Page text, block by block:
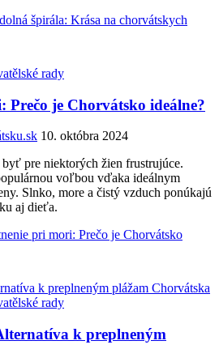
špirála: Krása na chorvátskych
rady
Prečo je Chorvátsko ideálne?
10. októbra 2024
pre niektorých žien frustrujúce.
voľbou vďaka ideálnym
Slnko, more a čistý vzduch ponúkajú
aj dieťa.
pri mori: Prečo je Chorvátsko
rady
k preplneným